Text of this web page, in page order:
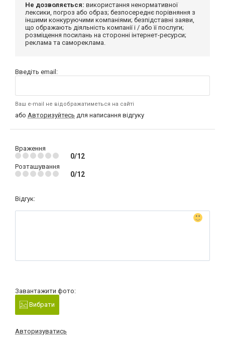
Не дозволяється: використання ненормативної
лексики, погроз або образ; безпосереднє порівняння з
іншими конкуруючими компаніями; безпідставні заяви,
що ображають діяльність компанії і / або її послуги;
розміщення посилань на сторонні інтернет-ресурси;
реклама та самореклама.
Введіть email:
Ваш e-mail не відображатиметься на сайті
або Авторизуйтесь для написання відгуку
Враження
0/12
Розташування
0/12
Відгук:
Завантажити фото:
Вибрати
Авторизуватись